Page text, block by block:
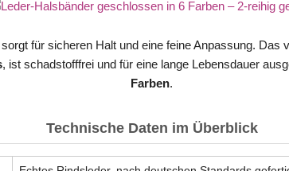
sorgt für sicheren Halt und eine feine Anpassung. Das
, ist schadstofffrei und für eine lange Lebensdauer
Farben.
Technische Daten im Überblick